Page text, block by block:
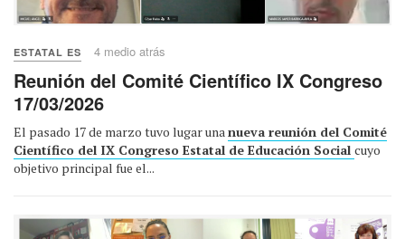
ESTATAL ES 4 medio atrás
Reunión del Comité Científico IX Congreso
17/03/2026
El pasado 17 de marzo tuvo lugar una nueva reunión del Comité
Científico del IX Congreso Estatal de Educación Social cuyo
objetivo principal fue el...